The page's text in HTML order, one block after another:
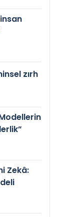
zırh
Zekâ: